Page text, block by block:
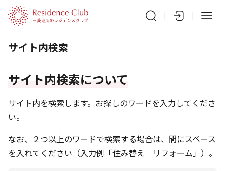
サイト内検索
サイト内検索について
サイト内を検索します。お探しのワードを入力してくださ
い。
なお、２つ以上のワードで検索する場合は、間にスペース
を入れてください（入力例「住み替え リフォーム」）。